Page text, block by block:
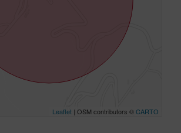
Leaflet| OSM contributors ©CARTO